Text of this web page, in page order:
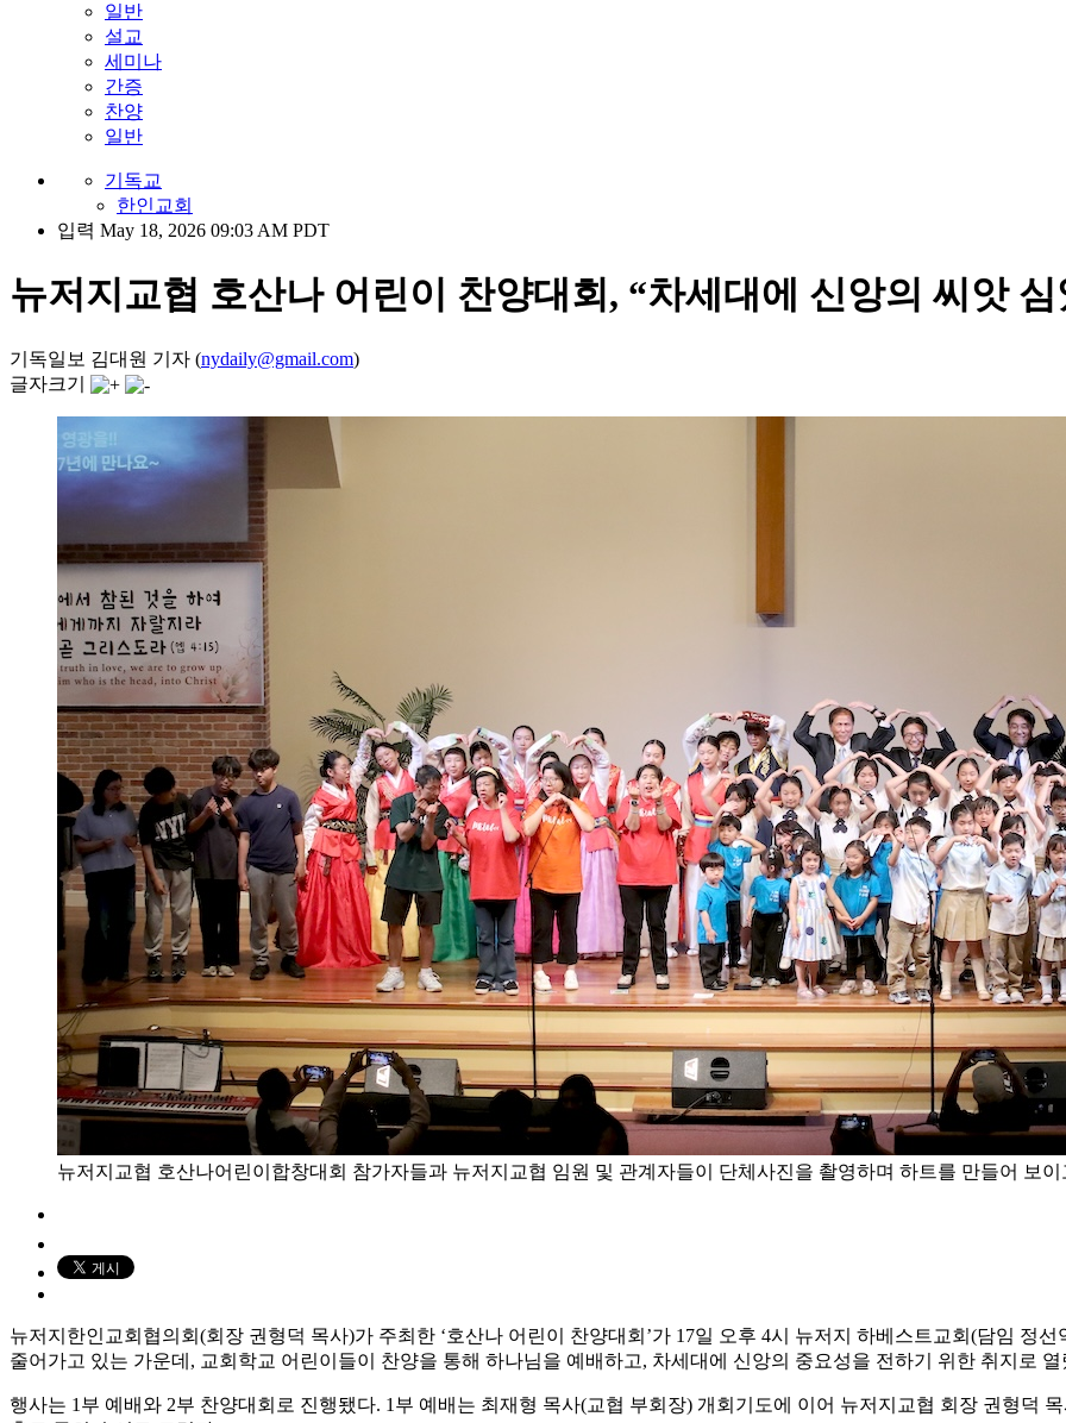
일반
설교
세미나
간증
찬양
일반
기독교
한인교회
입력 May 18, 2026 09:03 AM PDT
뉴저지교협 호산나 어린이 찬양대회, “차세대에 신앙의 씨앗 심
기독일보 김대원 기자 (nydaily@gmail.com)
글자크기
뉴저지교협 호산나어린이합창대회 참가자들과 뉴저지교협 임원 및 관계자들이 단체사진을 촬영하며 하트를 만들어 보
뉴저지한인교회협의회(회장 권형덕 목사)가 주최한 ‘호산나 어린이 찬양대회’가 17일 오후 4시 뉴저지 하베스트교회(담임 정
줄어가고 있는 가운데, 교회학교 어린이들이 찬양을 통해 하나님을 예배하고, 차세대에 신앙의 중요성을 전하기 위한 취지로 열
행사는 1부 예배와 2부 찬양대회로 진행됐다. 1부 예배는 최재형 목사(교협 부회장) 개회기도에 이어 뉴저지교협 회장 권형덕